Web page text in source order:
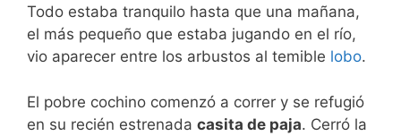
Todo estaba tranquilo hasta que una mañana,
el más pequeño que estaba jugando en el río,
vio aparecer entre los arbustos al temible lobo.
El pobre cochino comenzó a correr y se refugió
en su recién estrenada casita de paja. Cerró la